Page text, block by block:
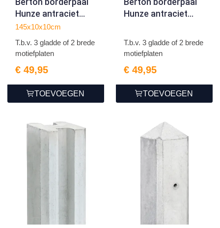
Hunze antraciet
eindmodel 145
145x10x10cm
T.b.v. 3 gladde of 2 brede
motiefplaten
€ 49,95
TOEVOEGEN
Hunze antraciet
T.b.v. 3 gladde of 2 brede
motiefplaten
€ 49,95
TOEVOEGEN